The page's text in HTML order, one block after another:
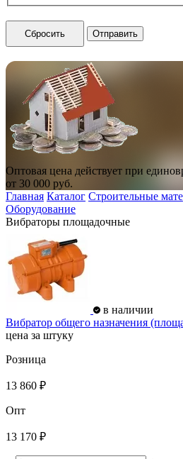
Сбросить Отправить
Оптовая цена действует при
от 30 000 руб.
Главная Каталог Строительные
Оборудование
Вибраторы площадочные
в наличии
Вибратор общего назначения
цена за штуку
Розница
13 860 ₽
Опт
13 170 ₽